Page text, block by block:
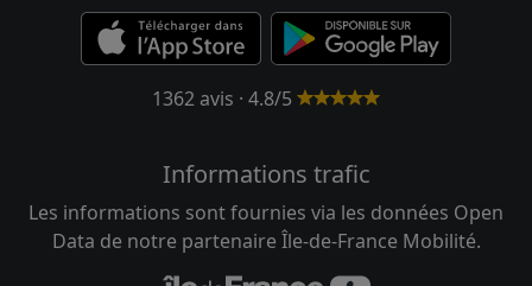
1362 avis · 4.8/5
Informations trafic
Les informations sont fournies via les données Open
Data de notre partenaire Île-de-France Mobilité.